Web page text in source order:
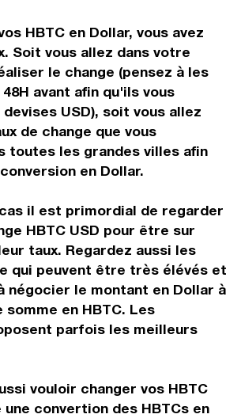
HBTC en Dollar, vous avez
Soit vous allez dans votre
le change (pensez à les
avant afin qu'ils vous
USD), soit vous allez
de change que vous
toutes les grandes villes afin
en Dollar.
il est primordial de regarder
HBTC USD pour être sur
taux. Regardez aussi les
qui peuvent être très élévés et
négocier le montant en Dollar à
en HBTC. Les
parfois les meilleurs
vouloir changer vos HBTC
une convertion des HBTCs en